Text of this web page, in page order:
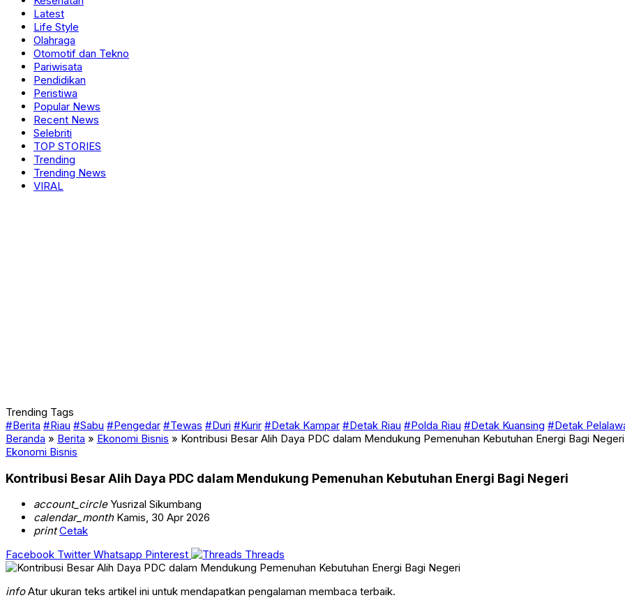
Latest
Life Style
Olahraga
Otomotif dan Tekno
Pariwisata
Pendidikan
Peristiwa
Popular News
Recent News
Selebriti
TOP STORIES
Trending
Trending News
VIRAL
Trending Tags
#Berita #Riau #Sabu #Pengedar #Tewas #Duri #Kurir #Detak Kampar #Detak Riau #Polda Riau #Detak Kuansing #Detak
Beranda » Berita » Ekonomi Bisnis » Kontribusi Besar Alih Daya PDC dalam Mendukung Pemenuhan Kebutuhan Energi Bagi Negeri
Ekonomi Bisnis
Kontribusi Besar Alih Daya PDC dalam Mendukung Pemenuhan Kebutuhan Energi Bagi Negeri
account_circleYusrizal Sikumbang
calendar_monthKamis, 30 Apr 2026
print Cetak
Facebook Twitter Whatsapp Pinterest Threads
infoAtur ukuran teks artikel ini untuk mendapatkan pengalaman membaca terbaik.